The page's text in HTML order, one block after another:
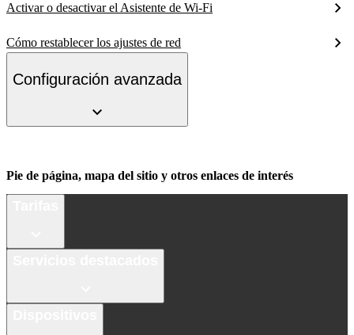
Activar o desactivar el Asistente de Wi-Fi
Cómo restablecer los ajustes de red
Configuración avanzada
Pie de página, mapa del sitio y otros enlaces de interés